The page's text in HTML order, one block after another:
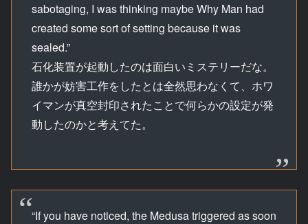
sabotaging, I was thinking maybe Why Man had
created some sort of setting because it was
sealed.”
石化装置が起動したのは面白いミステリーだな。
誰かが妨害工作をしたとは全然思わなくて、ホワ
イマンが真空封印されたことで何らかの設定が発
動したのかと考えてた。
“If you have noticed, the Medusa triggered as soon